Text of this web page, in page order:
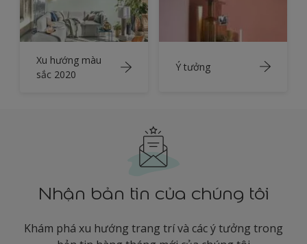
Xu hướng màu
sắc 2020
Ý tưởng
Nhận bản tin của chúng tôi
Khám phá xu hướng trang trí và các ý tưởng trong